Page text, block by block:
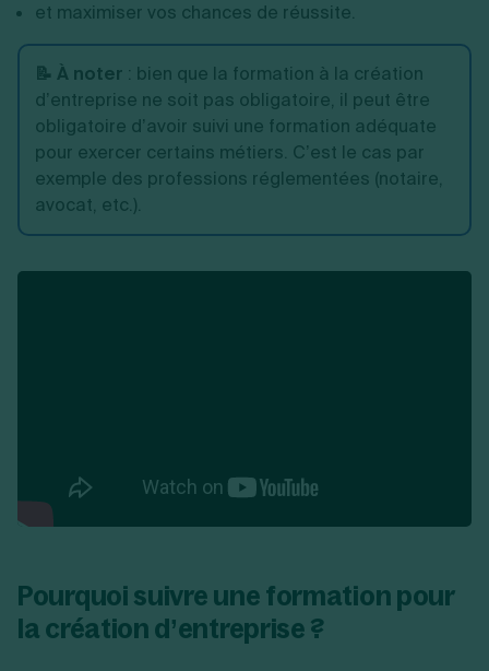
et maximiser vos chances de réussite.
📝 À noter : bien que la formation à la création
d’entreprise ne soit pas obligatoire, il peut être
obligatoire d’avoir suivi une formation adéquate
pour exercer certains métiers. C’est le cas par
exemple des professions réglementées (notaire,
avocat, etc.).
Pourquoi suivre une formation pour
la création d’entreprise ?